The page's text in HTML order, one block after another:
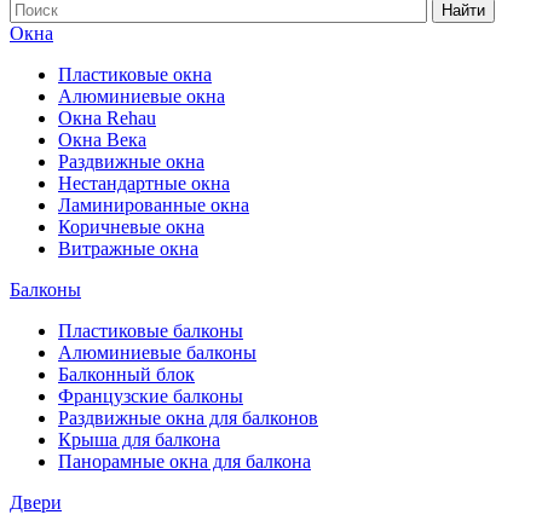
Найти
Окна
Пластиковые окна
Алюминиевые окна
Окна Rehau
Окна Века
Раздвижные окна
Нестандартные окна
Ламинированные окна
Коричневые окна
Витражные окна
Балконы
Пластиковые балконы
Алюминиевые балконы
Балконный блок
Французские балконы
Раздвижные окна для балконов
Крыша для балкона
Панорамные окна для балкона
Двери